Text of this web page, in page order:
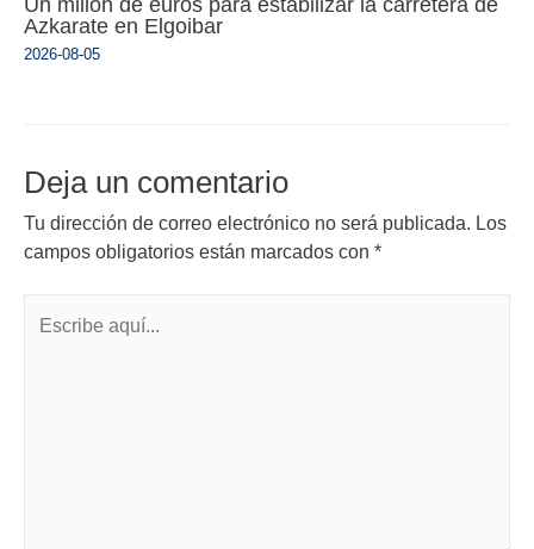
Azkarate en Elgoibar
2026-08-05
Deja un comentario
Tu dirección de correo electrónico no será publicada. Los
campos obligatorios están marcados con *